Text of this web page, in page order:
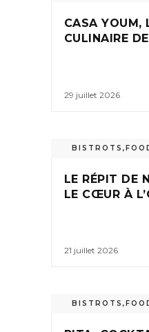
CASA YOUM,
CULINAIRE
29 juillet 2026
BISTROTS ,
LE RÉPIT DE
LE CŒUR À
21 juillet 2026
BISTROTS ,